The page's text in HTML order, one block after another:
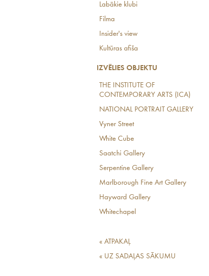
Labākie klubi
Filma
Insider's view
Kultūras afiša
IZVĒLIES OBJEKTU
THE INSTITUTE OF
CONTEMPORARY ARTS (ICA)
NATIONAL PORTRAIT GALLERY
Vyner Street
White Cube
Saatchi Gallery
Serpentine Gallery
Marlborough Fine Art Gallery
Hayward Gallery
Whitechapel
« ATPAKAĻ
« UZ SADAĻAS SĀKUMU